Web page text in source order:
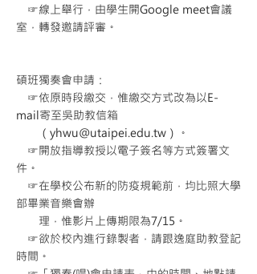
☞線上舉行，由學生開Google meet會議
室，轉發邀請評審。
碩班獨奏會申請：
☞依原時段繳交，惟繳交方式改為以E-
mail寄至吳助教信箱
（ yhwu@utaipei.edu.tw ）。
☞開放指導教授以電子簽名等方式簽署文
件。
☞在學校公布新的防疫規範前，均比照大學
部畢業音樂會辦
理，惟影片上傳期限為7/15。
☞欲於校內進行錄製者，請跟逸庭助教登記
時間。